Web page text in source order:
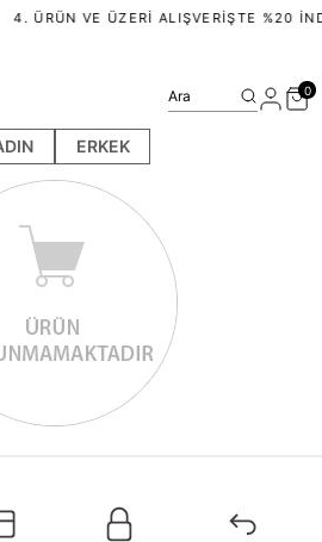
4. ÜRÜN VE ÜZERI ALIŞVERIŞTE %20
ERKEK
Ara 0